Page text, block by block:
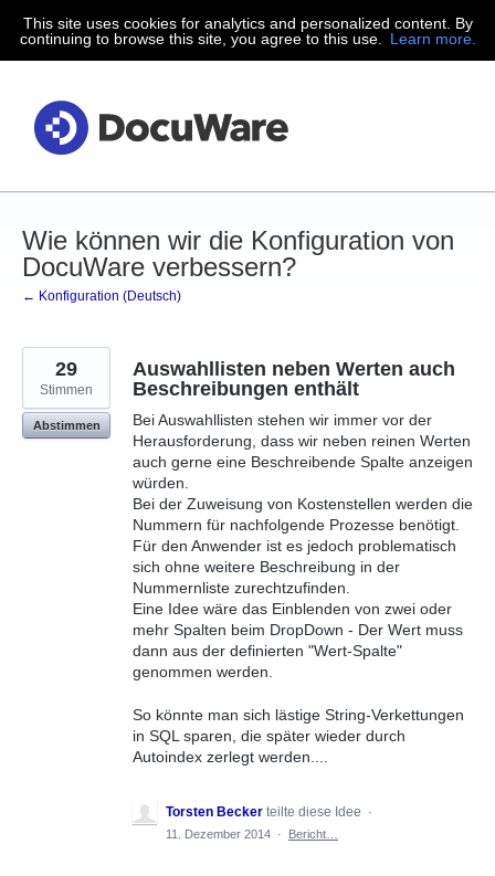
Zum
Inhalt
This site uses cookies for analytics and personalized content. By
continuing to browse this site, you agree to this use.
Learn more.
Wie können wir die Konfiguration von
DocuWare verbessern?
← Konfiguration (Deutsch)
Auswahllisten neben Werten auch
Beschreibungen enthält
Bei Auswahllisten stehen wir immer vor der
Herausforderung, dass wir neben reinen Werten
auch gerne eine Beschreibende Spalte anzeigen
würden.
Bei der Zuweisung von Kostenstellen werden die
Nummern für nachfolgende Prozesse benötigt.
Für den Anwender ist es jedoch problematisch
sich ohne weitere Beschreibung in der
Nummernliste zurechtzufinden.
Eine Idee wäre das Einblenden von zwei oder
mehr Spalten beim DropDown - Der Wert muss
dann aus der definierten "Wert-Spalte"
genommen werden.
So könnte man sich lästige String-Verkettungen
in SQL sparen, die später wieder durch
Autoindex zerlegt werden....
29
Stimmen
Abstimmen
Torsten Becker teilte diese Idee
·
11. Dezember 2014 · Bericht…